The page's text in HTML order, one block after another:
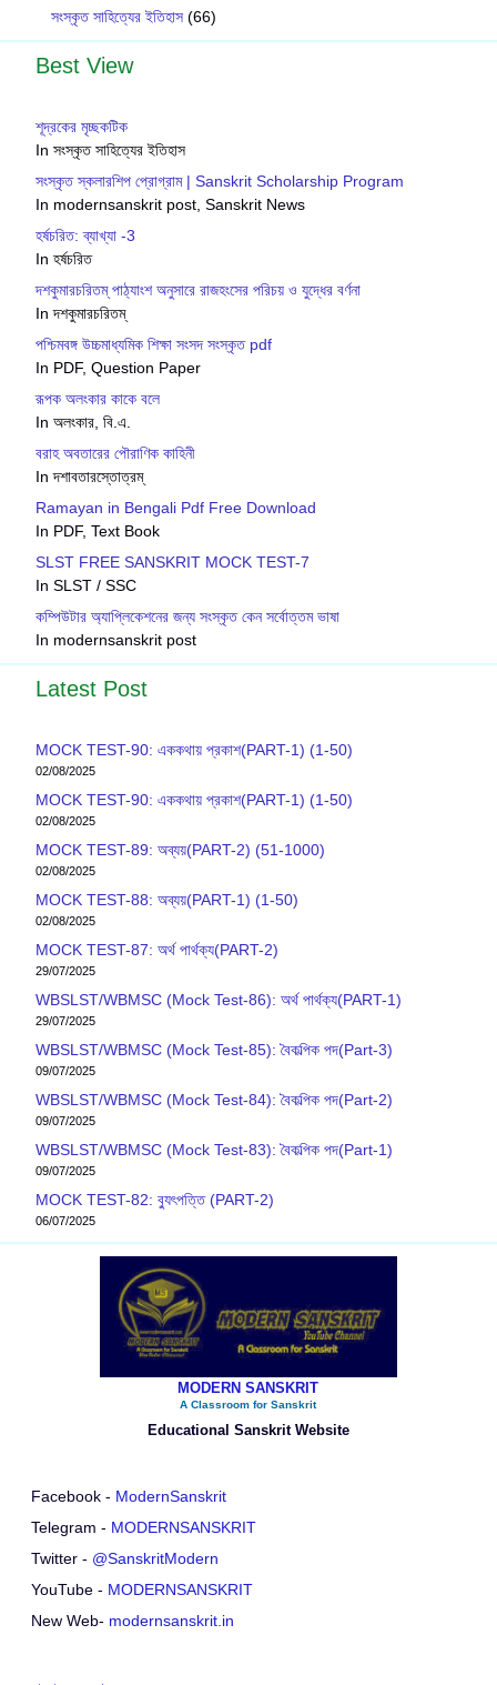
সংস্কৃত সাহিত্যের ইতিহাস (66)
Best View
শূদ্রকের মৃচ্ছকটিক
In সংস্কৃত সাহিত্যের ইতিহাস
সংস্কৃত স্কলারশিপ প্রোগ্রাম | Sanskrit Scholarship Program
In modernsanskrit post, Sanskrit News
হর্ষচরিত: ব্যাখ্যা -3
In হর্ষচরিত
দশকুমারচরিতম্ পাঠ্যাংশ অনুসারে রাজহংসের পরিচয় ও যুদ্ধের বর্ণনা
In দশকুমারচরিতম্
পশ্চিমবঙ্গ উচ্চমাধ্যমিক শিক্ষা সংসদ সংস্কৃত pdf
In PDF, Question Paper
রূপক অলংকার কাকে বলে
In অলংকার, বি.এ.
বরাহ অবতারের পৌরাণিক কাহিনী
In দশাবতারস্তোত্রম্
Ramayan in Bengali Pdf Free Download
In PDF, Text Book
SLST FREE SANSKRIT MOCK TEST-7
In SLST / SSC
কম্পিউটার অ্যাপ্লিকেশনের জন্য সংস্কৃত কেন সর্বোত্তম ভাষা
In modernsanskrit post
Latest Post
MOCK TEST-90: এককথায় প্রকাশ(PART-1) (1-50)
02/08/2025
MOCK TEST-90: এককথায় প্রকাশ(PART-1) (1-50)
02/08/2025
MOCK TEST-89: অব্যয়(PART-2) (51-1000)
02/08/2025
MOCK TEST-88: অব্যয়(PART-1) (1-50)
02/08/2025
MOCK TEST-87: অর্থ পার্থক্য(PART-2)
29/07/2025
WBSLST/WBMSC (Mock Test-86): অর্থ পার্থক্য(PART-1)
29/07/2025
WBSLST/WBMSC (Mock Test-85): বৈকল্পিক পদ(Part-3)
09/07/2025
WBSLST/WBMSC (Mock Test-84): বৈকল্পিক পদ(Part-2)
09/07/2025
WBSLST/WBMSC (Mock Test-83): বৈকল্পিক পদ(Part-1)
09/07/2025
MOCK TEST-82: ব‍্যুৎপত্তি (PART-2)
06/07/2025
MODERN SANSKRIT
A Classroom for Sanskrit
Educational Sanskrit Website
Facebook - ModernSanskrit
Telegram - MODERNSANSKRIT
Twitter - @SanskritModern
YouTube - MODERNSANSKRIT
New Web- modernsanskrit.in